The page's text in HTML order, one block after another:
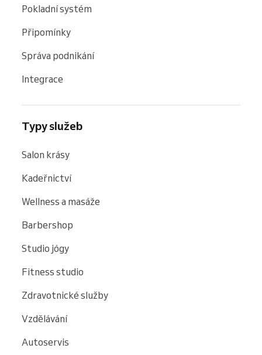
Pokladní systém
Připomínky
Správa podnikání
Integrace
Typy služeb
Salon krásy
Kadeřnictví
Wellness a masáže
Barbershop
Studio jógy
Fitness studio
Zdravotnické služby
Vzdělávání
Autoservis